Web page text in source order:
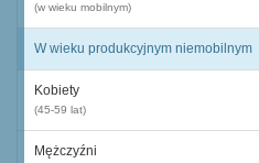
(w wieku mobilnym)
W wieku produkcyjnym niemobilnym
Kobiety
(45-59 lat)
Mężczyźni